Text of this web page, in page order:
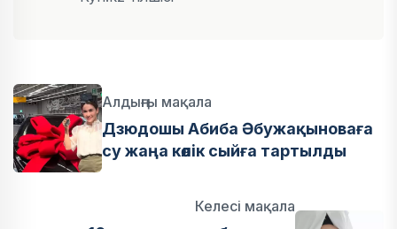
Алдыңғы мақала
Дзюдошы Абиба Әбужақыноваға
су жаңа көлік сыйға тартылды
Келесі мақала